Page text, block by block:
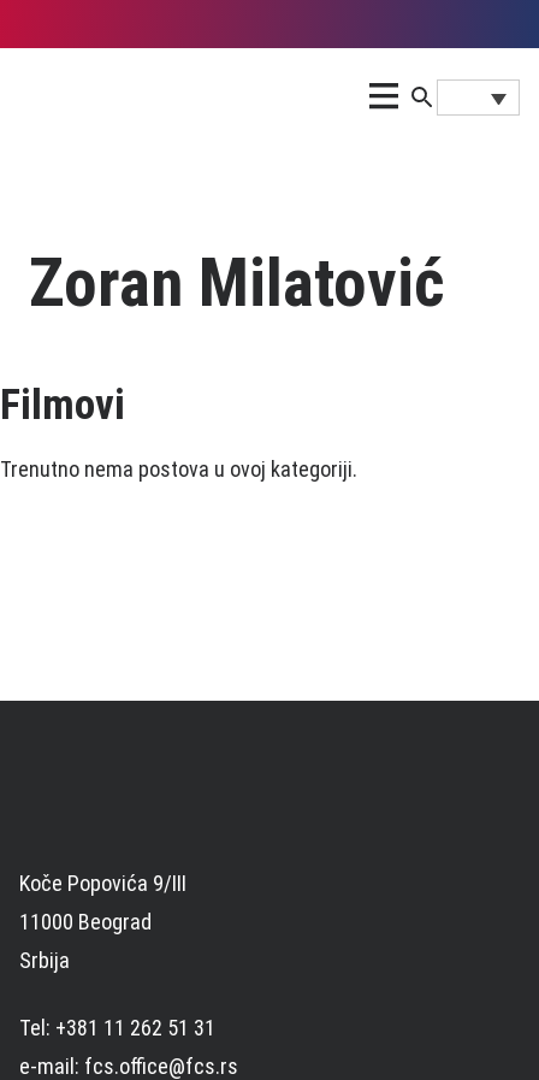
Zoran Milatović
Filmovi
Trenutno nema postova u ovoj kategoriji.
Koče Popovića 9/III
11000 Beograd
Srbija
Tel: +381 11 262 51 31
e-mail: fcs.office@fcs.rs